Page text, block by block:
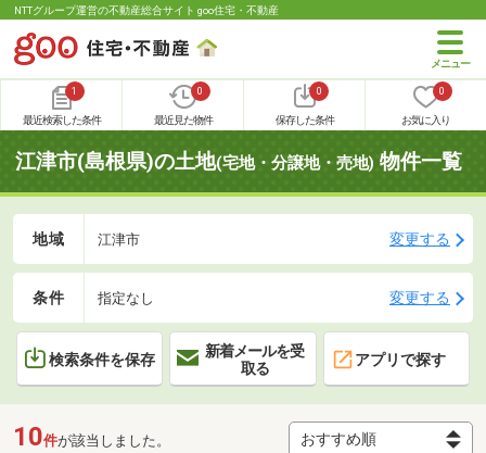
NTTグループ運営の不動産総合サイト goo住宅・不動産
1
最近検索した条件
0
最近見た物件
0
保存した条件
0
お気に入り
江津市(島根県)の土地(宅地・分譲地・売地) 物件一覧
地域 江津市 変更する
条件 指定なし 変更する
検索条件を保存
新着メールを受
取る
アプリで探す
10件が該当しました。